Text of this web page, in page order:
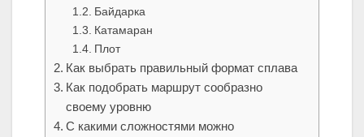
Байдарка
Катамаран
Плот
Как выбрать правильный формат сплава
Как подобрать маршрут сообразно
своему уровню
С какими сложностями можно